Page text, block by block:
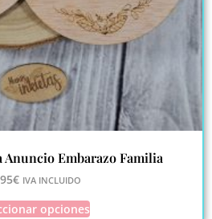
Anuncio Embarazo Familia
€ IVA INCLUIDO
opciones